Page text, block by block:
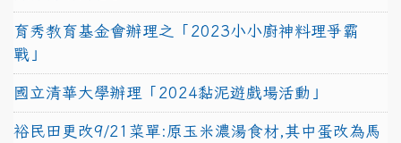
育秀教育基金會辦理之「2023小小廚神料理爭霸
戰」
國立清華大學辦理「2024黏泥遊戲場活動」
裕民田更改9/21菜單:原玉米濃湯食材,其中蛋改為馬